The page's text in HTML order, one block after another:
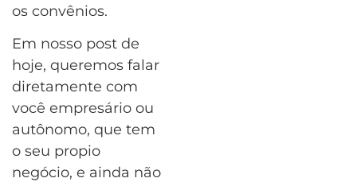
os convênios.
Em nosso post de
hoje, queremos falar
diretamente com
você empresário ou
autônomo, que tem
o seu propio
negócio, e ainda não